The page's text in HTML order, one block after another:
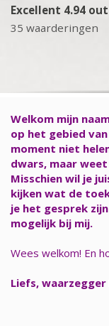
Excellent 4.94
35 waarderingen
Welkom mijn
op het gebied
moment niet
dwars, maar
Misschien wil je
kijken wat de
je het gesprek
mogelijk bij mij.
Wees welkom! En
Liefs, waarzegger